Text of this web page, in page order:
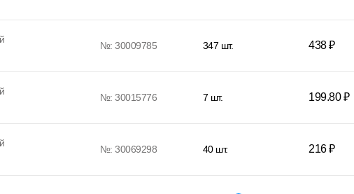
№: 30009785 347 шт. 438 ₽
№: 30015776 7 шт. 199.80 ₽
№: 30069298 40 шт. 216 ₽